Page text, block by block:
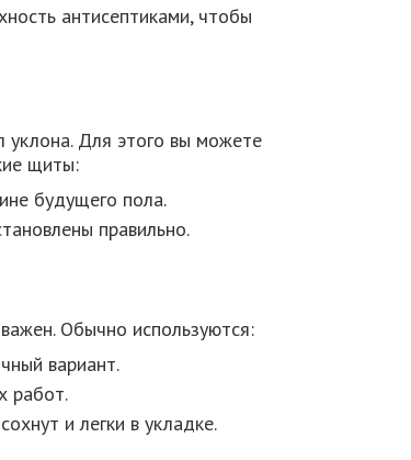
антисептиками, чтобы
уклона. Для этого вы можете
щиты:
будущего пола.
правильно.
Обычно используются:
вариант.
работ.
и легки в укладке.